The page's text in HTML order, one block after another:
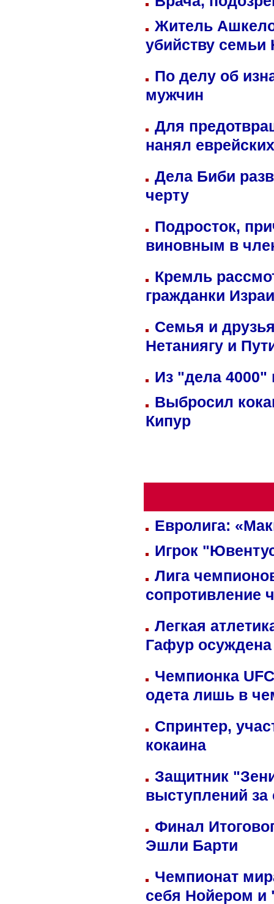
Житель
убийству семьи
По делу об
мужчин
Для
нанял
Дела Биби
черту
Подросток,
виновным в
Кремль
гражданки
Семья и
Нетаниягу и
Из "дела 4000"
Выбросил
Кипур
Евролига:
Игрок
Лига
сопротивление
Легкая
Гафур осуждена
Чемпионка
одета лишь в
Спринтер,
кокаина
Защитник
выступлений
Финал
Эшли Барти
Чемпионат